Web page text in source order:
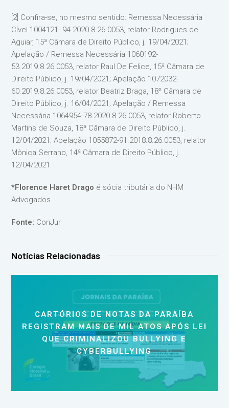
[2] Confira-se, no mesmo sentido: Remessa Necessária
Cível 1004121- 94.2020.8.26.0053, relator Rodrigues de
Aguiar, 15ª Câmara de Direito Público, j. 19/04/2021;
Apelação / Remessa Necessária 1060192-
53.2019.8.26.0053, relator Raul De Felice, 15ª Câmara de
Direito Público, j. 19/04/2021; Apelação 1072032-
60.2019.8.26.0053, relator Beatriz Braga, 18ª Câmara de
Direito Público, j. 16/04/2021; Apelação / Remessa
Necessária 1064954-78.2020.8.26.0053, relator Roberto
Martins de Souza, 18ª Câmara de Direito Público, j.
12/04/2021; Apelação 1055872-91.2018.8.26.0053, relator
Mônica Serrano, 14ª Câmara de Direito Público, j.
12/04/2021.
*Florence Haret Drago é sócia tributária do NHM
Advogados.
Fonte: ConJur
Notícias Relacionadas
CARTÓRIOS DE NOTAS DA PARAÍBA
REGISTRAM MAIS DE MIL ATOS APÓS LEI
QUE CRIMINALIZOU BULLYING E
CYBERBULLYING